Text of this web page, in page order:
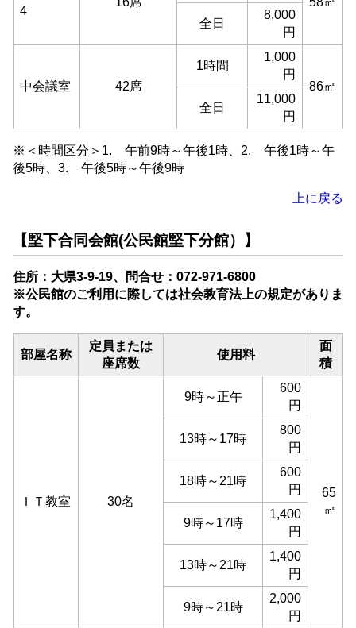
4
全日
8,000
円
中会議室 42席
1時間
1,000
円
86㎡
全日
11,000
円
※＜時間区分＞1. 午前9時～午後1時、2. 午後1時～午
後5時、3. 午後5時～午後9時
上に戻る
【堅下合同会館(公民館堅下分館）】
住所：大県3-9-19、問合せ：072-971-6800
※公民館のご利用に際しては社会教育法上の規定がありま
す。
部屋名称
定員または
座席数
使用料
面
積
ＩＴ教室 30名
9時～正午
600
円
65
㎡
13時～17時
800
円
18時～21時
600
円
9時～17時
1,400
円
13時～21時
1,400
円
9時～21時
2,000
円